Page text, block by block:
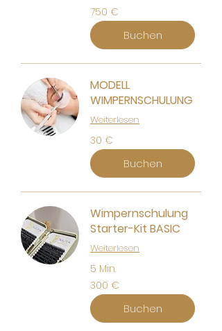
750
Euro
750 €
Buchen
MODELL
WIMPERNSCHULUNG
Weiterlesen
30
Euro
30 €
Buchen
Wimpernschulung
Starter-Kit BASIC
Weiterlesen
5 Min.
300
Euro
300 €
Buchen